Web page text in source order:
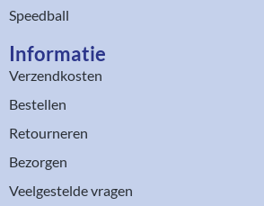
Speedball
Informatie
Verzendkosten
Bestellen
Retourneren
Bezorgen
Veelgestelde vragen